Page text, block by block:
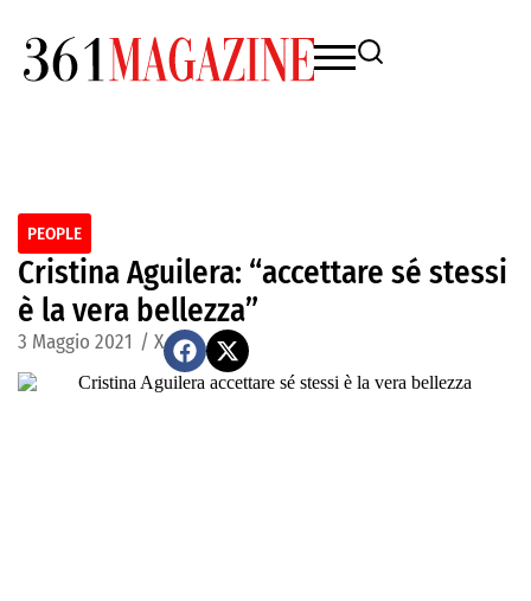
PEOPLE
Cristina Aguilera: “accettare sé stessi
è la vera bellezza”
3 Maggio 2021 / X